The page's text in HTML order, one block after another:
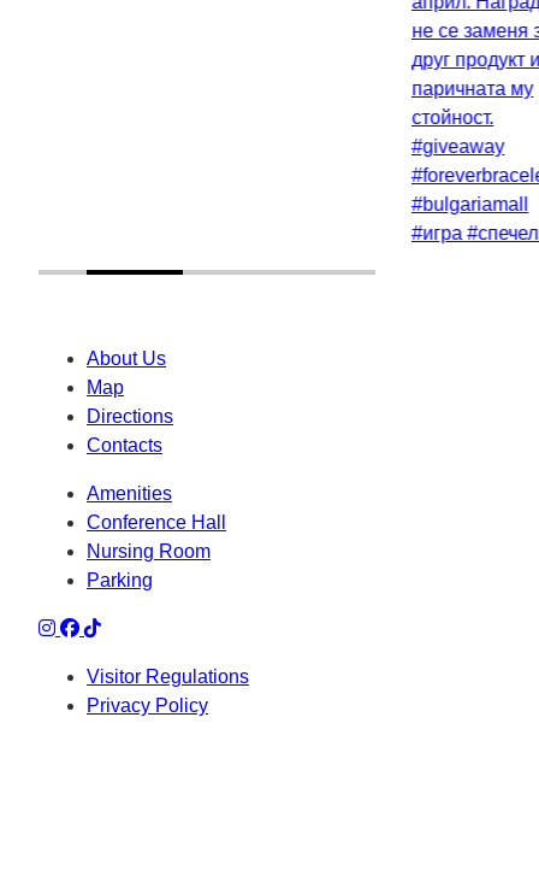
About Us
Map
Directions
Contacts
Amenities
Conference Hall
Nursing Room
Parking
Visitor Regulations
Privacy Policy